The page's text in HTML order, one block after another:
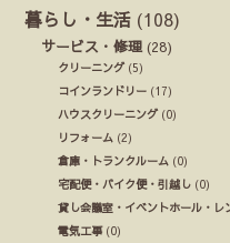
暮らし・生活 (108)
サービス・修理 (28)
クリーニング(5)
コインランドリー (17)
ハウスクリーニング(0)
リフォーム (2)
倉庫・トランクルーム (0)
宅配便・バイク便・引越し (0)
貸し会議室・イベントホール・レ
電気工事(0)